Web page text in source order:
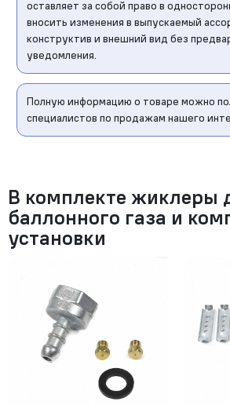
оставляет за собой право в
вносить изменения в выпускаемый
конструктив и внешний вид без
уведомления.
Полную информацию о товаре можно
специалистов по продажам нашего
В комплекте жиклеры
баллонного газа и
установки